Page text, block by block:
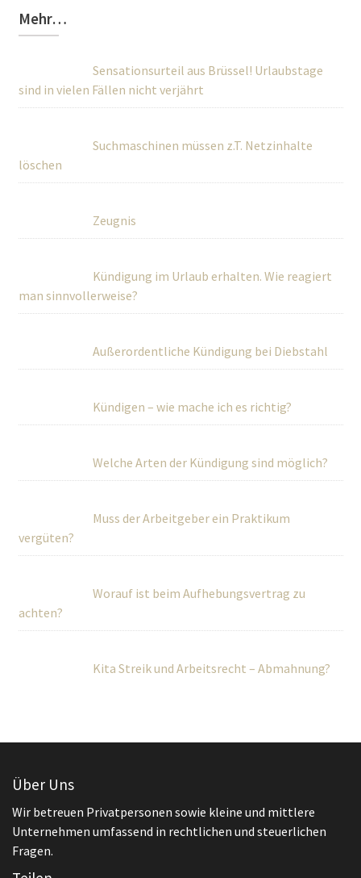
Mehr…
Sensationsurteil aus Brüssel! Urlaubstage
sind in vielen Fällen nicht verjährt
Suchmaschinen müssen z.T. Netzinhalte
löschen
Zeugnis
Kündigung im Urlaub erhalten. Wie reagiert
man sinnvollerweise?
Außerordentliche Kündigung bei Diebstahl
Kündigen – wie mache ich es richtig?
Welche Arten der Kündigung sind möglich?
Muss der Arbeitgeber ein Praktikum
vergüten?
Worauf ist beim Aufhebungsvertrag zu
achten?
Kita Streik und Arbeitsrecht – Abmahnung?
Über Uns
Wir betreuen Privatpersonen sowie kleine und mittlere
Unternehmen umfassend in rechtlichen und steuerlichen
Fragen.